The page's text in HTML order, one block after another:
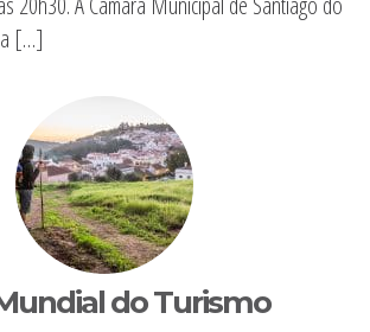
[…]
do Turismo